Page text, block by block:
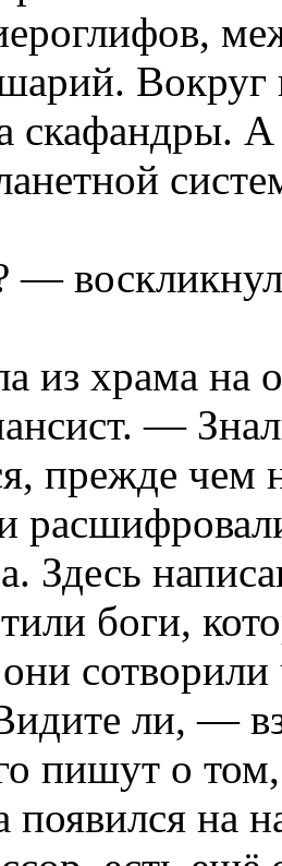
скафандры. А
—
из храма
—
прежде
Здесь
боги,
ли, —
пишут о
появился на